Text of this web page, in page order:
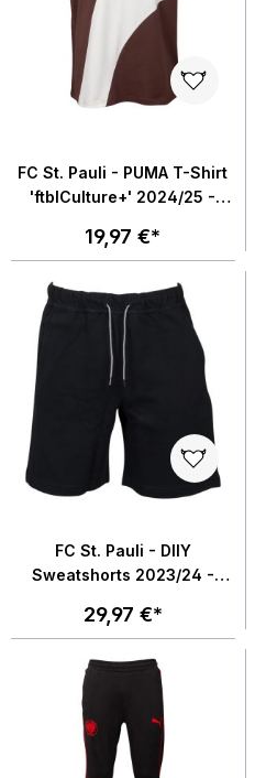
FC St. Pauli - PUMA T-Shirt
'ftblCulture+' 2024/25 -
19,97 €*
FC St. Pauli - DIIY
Sweatshorts 2023/24 -
29,97 €*